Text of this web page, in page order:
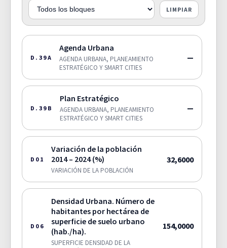
LIMPIAR
D.39A
Agenda Urbana
AGENDA URBANA, PLANEAMIENTO
ESTRATÉGICO Y SMART CITIES
—
D.39B
Plan Estratégico
AGENDA URBANA, PLANEAMIENTO
ESTRATÉGICO Y SMART CITIES
—
D01
Variación de la población
2014 – 2024 (%)
VARIACIÓN DE LA POBLACIÓN
32,6000
D06
Densidad Urbana. Número de
habitantes por hectárea de
superficie de suelo urbano
(hab./ha).
SUPERFICIE DENSIDAD DE LA
154,0000